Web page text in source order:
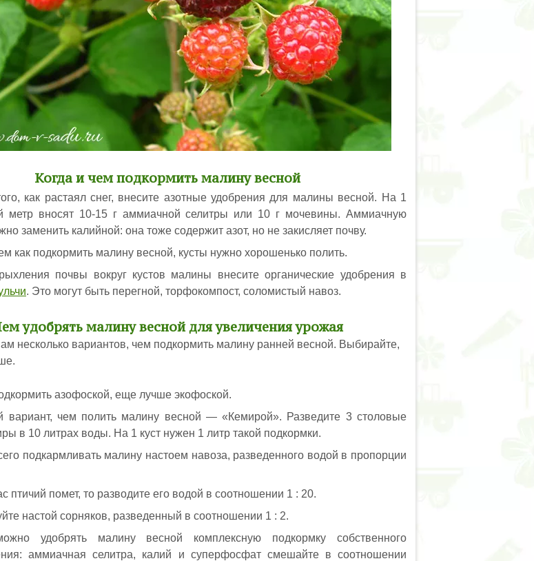
Когда и чем подкормить малину весной
как растаял снег, внесите азотные удобрения для малины весной. На 1
метр вносят 10-15 г аммиачной селитры или 10 г мочевины. Аммиачную
заменить калийной: она тоже содержит азот, но не закисляет почву.
как подкормить малину весной, кусты нужно хорошенько полить.
почвы вокруг кустов малины внесите органические удобрения в
. Это могут быть перегной, торфокомпост, соломистый навоз.
удобрять малину весной для увеличения урожая
несколько вариантов, чем подкормить малину ранней весной. Выбирайте,
азофоской, еще лучше экофоской.
вариант, чем полить малину весной — «Кемирой». Разведите 3 столовые
в 10 литрах воды. На 1 куст нужен 1 литр такой подкормки.
подкармливать малину настоем навоза, разведенного водой в пропорции
птичий помет, то разводите его водой в соотношении 1 : 20.
настой сорняков, разведенный в соотношении 1 : 2.
удобрять малину весной комплексную подкормку собственного
аммиачная селитра, калий и суперфосфат смешайте в соотношении